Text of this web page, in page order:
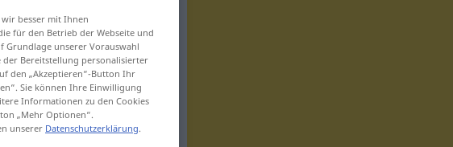
besser mit Ihnen
für den Betrieb der Webseite und
Grundlage unserer Vorauswahl
der Bereitstellung personalisierter
den „Akzeptieren“-Button Ihr
Sie können Ihre Einwilligung
Informationen zu den Cookies
„Mehr Optionen“.
unserer Datenschutzerklärung.